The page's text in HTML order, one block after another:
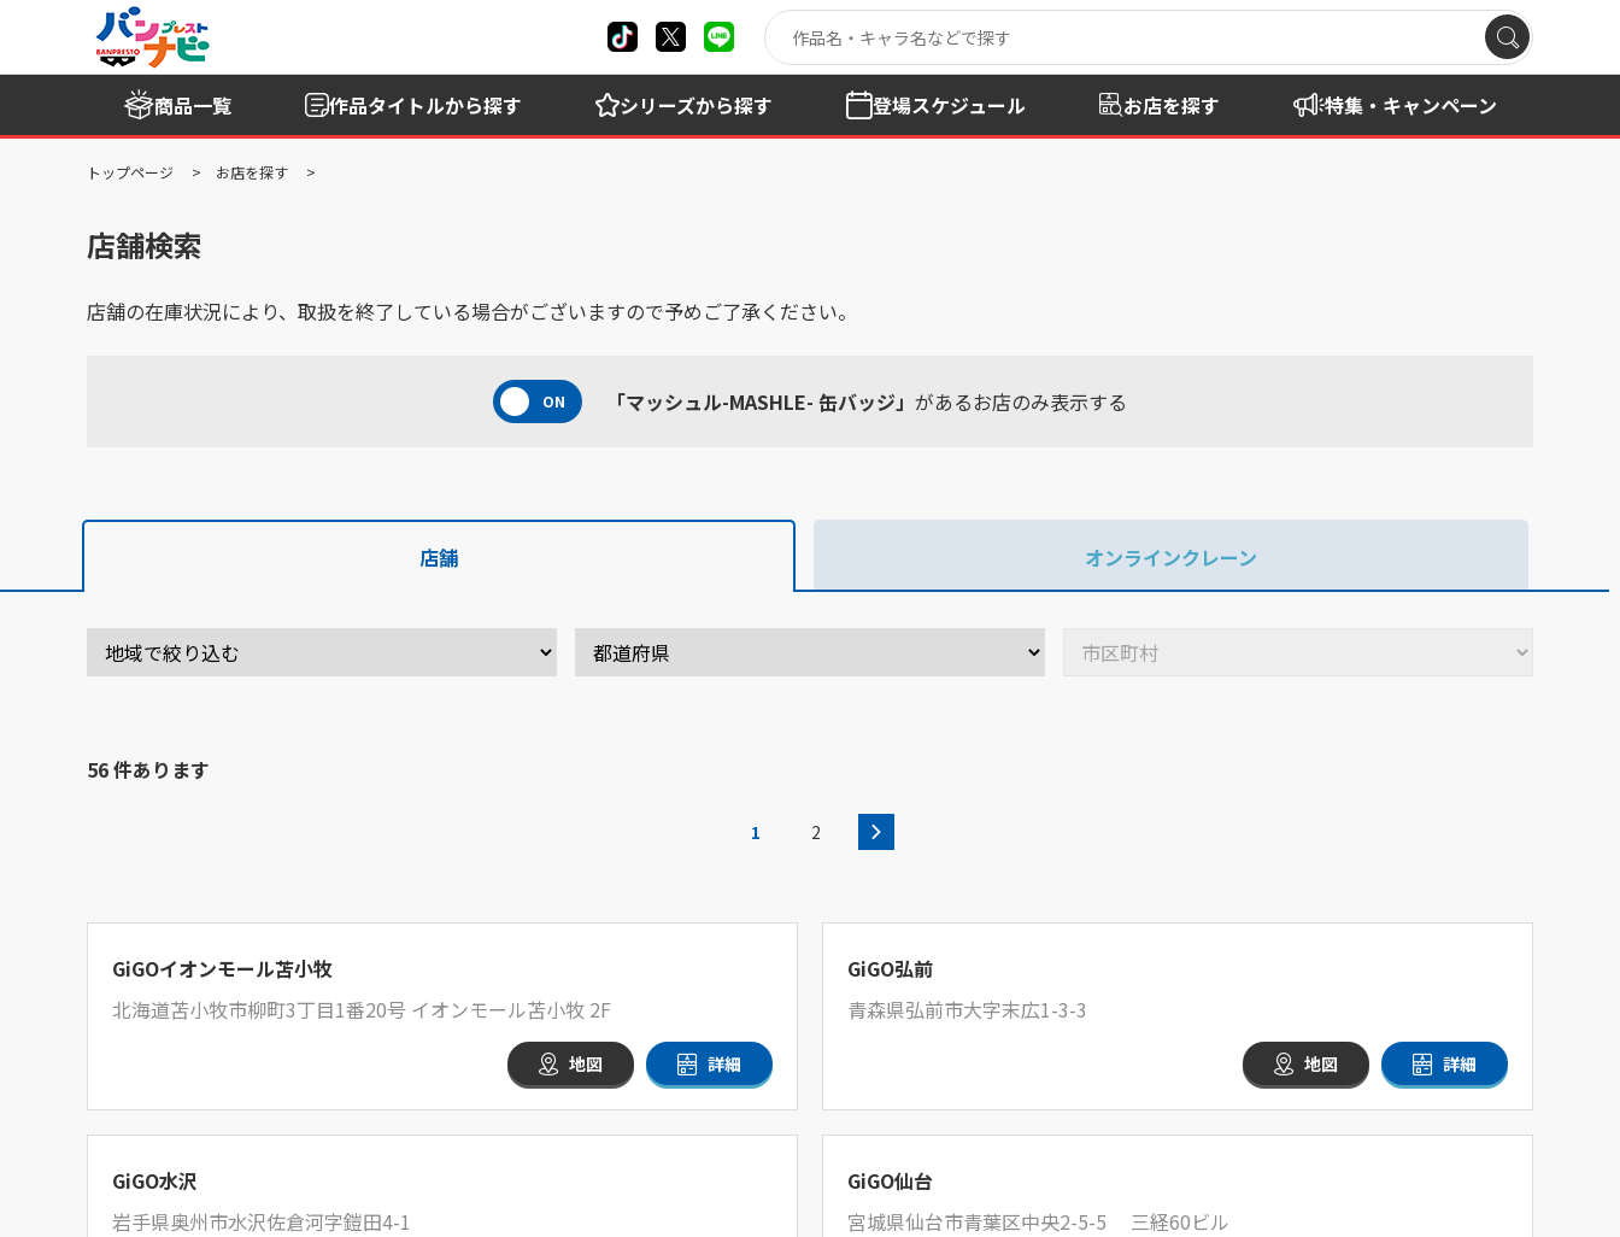
商品一覧 作品タイトルから探す シリーズから探す 登場スケジュール お店を探す 特集・キャンペーン
トップページ お店を探す
店舗検索
店舗の在庫状況により、取扱を終了している場合がございますので予めご了承ください。
「マッシュル-MASHLE- 缶バッジ」 があるお店のみ表示する
店舗 オンラインクレーン
56 件あります
1 2
GiGOイオンモール苫小牧
北海道苫小牧市柳町3丁目1番20号 イオンモール苫小牧 2F
地図 詳細
GiGO弘前
青森県弘前市大字末広1-3-3
地図 詳細
GiGO水沢
岩手県奥州市水沢佐倉河字鎧田4-1
GiGO仙台
宮城県仙台市青葉区中央2-5-5 三経60ビル